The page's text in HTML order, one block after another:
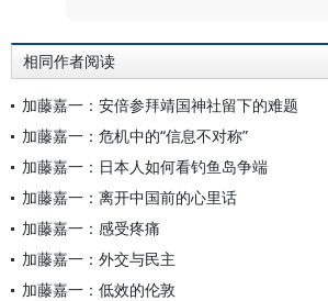
相同作者阅读
加藤嘉一：安倍参拜靖国神社留下的难题
加藤嘉一：危机中的“信息不对称”
加藤嘉一：日本人如何看钓鱼岛争端
加藤嘉一：离开中国前的心里话
加藤嘉一：感受疼痛
加藤嘉一：外交与民主
加藤嘉一：低效的伦敦